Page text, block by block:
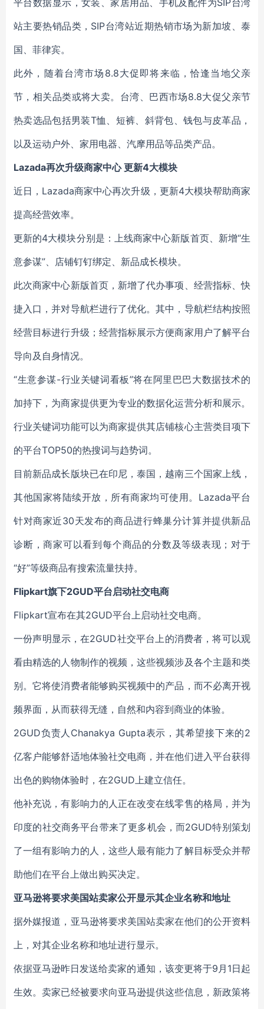
平台数据显示，女装、家居用品、手机及配件为SIP台湾
站主要热销品类，SIP台湾站近期热销市场为新加坡、泰
国、菲律宾。
此外，随着台湾市场8.8大促即将来临，恰逢当地父亲
节，相关品类或将大卖。台湾、巴西市场8.8大促父亲节
热卖选品包括男装T恤、短裤、斜背包、钱包与皮革品，
以及运动户外、家用电器、汽摩用品等品类产品。
Lazada再次升级商家中心 更新4大模块
近日，Lazada商家中心再次升级，更新4大模块帮助商家
提高经营效率。
更新的4大模块分别是：上线商家中心新版首页、新增“生
意参谋”、店铺钉钉绑定、新品成长模块。
此次商家中心新版首页，新增了代办事项、经营指标、快
捷入口，并对导航栏进行了优化。其中，导航栏结构按照
经营目标进行升级；经营指标展示方便商家用户了解平台
导向及自身情况。
“生意参谋-行业关键词看板”将在阿里巴巴大数据技术的
加持下，为商家提供更为专业的数据化运营分析和展示。
行业关键词功能可以为商家提供其店铺核心主营类目项下
的平台TOP50的热搜词与趋势词。
目前新品成长版块已在印尼，泰国，越南三个国家上线，
其他国家将陆续开放，所有商家均可使用。Lazada平台
针对商家近30天发布的商品进行蜂巢分计算并提供新品
诊断，商家可以看到每个商品的分数及等级表现；对于
“好”等级商品有搜索流量扶持。
Flipkart旗下2GUD平台启动社交电商
Flipkart宣布在其2GUD平台上启动社交电商。
一份声明显示，在2GUD社交平台上的消费者，将可以观
看由精选的人物制作的视频，这些视频涉及各个主题和类
别。它将使消费者能够购买视频中的产品，而不必离开视
频界面，从而获得无缝，自然和内容到商业的体验。
2GUD负责人Chanakya Gupta表示，其希望接下来的2
亿客户能够舒适地体验社交电商，并在他们进入平台获得
出色的购物体验时，在2GUD上建立信任。
他补充说，有影响力的人正在改变在线零售的格局，并为
印度的社交商务平台带来了更多机会，而2GUD特别策划
了一组有影响力的人，这些人最有能力了解目标受众并帮
助他们在平台上做出购买决定。
亚马逊将要求美国站卖家公开显示其企业名称和地址
据外媒报道，亚马逊将要求美国站卖家在他们的公开资料
上，对其企业名称和地址进行显示。
依据亚马逊昨日发送给卖家的通知，该变更将于9月1日起
生效。卖家已经被要求向亚马逊提供这些信息，新政策将